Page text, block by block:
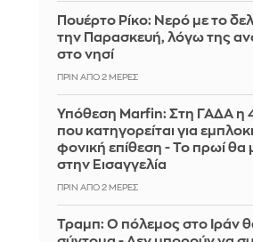
Πουέρτο Ρίκο: Νερό με το
την Παρασκευή, λόγω της
στο νησί
ΠΡΙΝ ΑΠΌ 2 ΜΈΡΕΣ
Υπόθεση Marfin: Στη ΓΑΔΑ η
που κατηγορείται για
φονική επίθεση - Το πρωί θα
στην Εισαγγελία
ΠΡΙΝ ΑΠΌ 2 ΜΈΡΕΣ
Τραμπ: Ο πόλεμος στο Ιράν